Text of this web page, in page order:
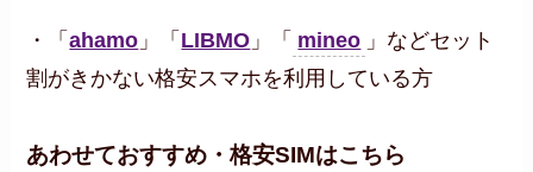
・「ahamo 」「 LIBMO 」「 mineo 」などセット
割がきかない格安スマホを利用している方
あわせておすすめ・格安SIMはこちら